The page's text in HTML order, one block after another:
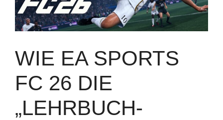
WIE EA SPORTS
FC 26 DIE
„LEHRBUCH-